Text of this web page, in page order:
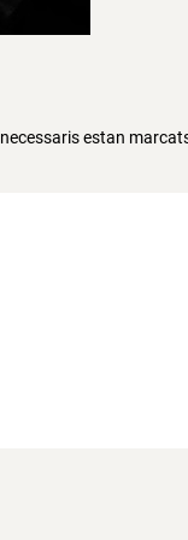
estan